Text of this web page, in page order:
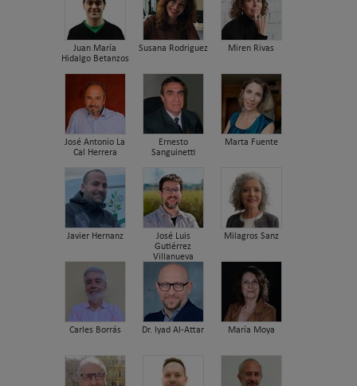
Juan María
Hidalgo Betanzos
Susana Rodriguez Miren Rivas
José Antonio La
Cal Herrera
Ernesto
Sanguinetti
Marta Fuente
Javier Hernanz
José Luis
Gutiérrez
Villanueva
Milagros Sanz
Carles Borrás Dr. Iyad Al-Attar María Moya